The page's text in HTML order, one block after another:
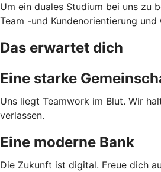
Um ein duales Studium bei uns zu
Team -und Kundenorientierung
Das erwartet dich
Eine starke
Uns liegt Teamwork im Blut. Wir
verlassen.
Eine moderne Bank
Die Zukunft ist digital. Freue dich